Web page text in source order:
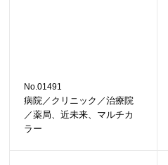
No.01491
病院／クリニック／治療院
／薬局、近未来、マルチカ
ラー